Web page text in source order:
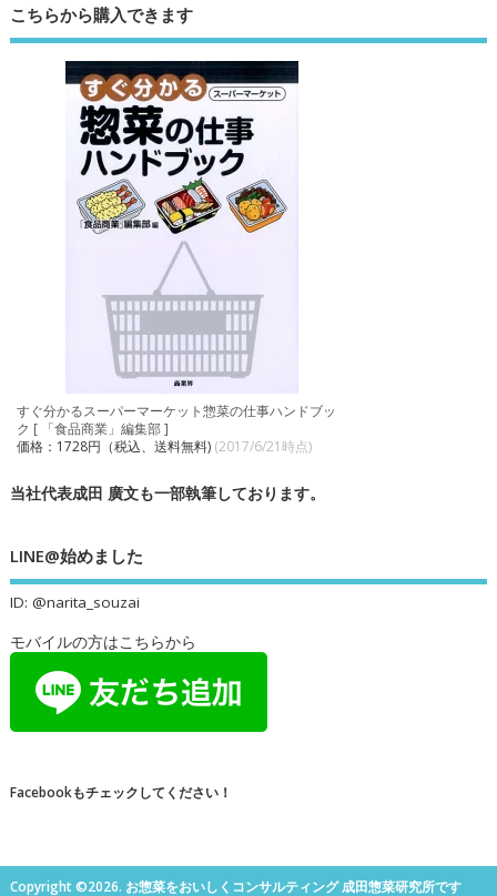
こちらから購入できます
すぐ分かるスーパーマーケット惣菜の仕事ハンドブッ
ク [ 「食品商業」編集部 ]
価格：1728円（税込、送料無料) (2017/6/21時点)
当社代表成田 廣文も一部執筆しております。
LINE@始めました
ID: @narita_souzai
モバイルの方はこちらから
Facebookもチェックしてください！
Copyright ©2026. お惣菜をおいしくコンサルティング 成田惣菜研究所です